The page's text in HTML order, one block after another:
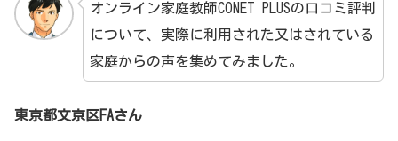
オンライン家庭教師CONET PLUSの口コミ評判
について、実際に利用された又はされている
家庭からの声を集めてみました。
東京都文京区FAさん